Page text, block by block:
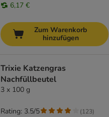
6,17 €
Zum Warenkorb
hinzufügen
Trixie Katzengras
Nachfüllbeutel
3 x 100 g
Rating: 3.5/5 (123)